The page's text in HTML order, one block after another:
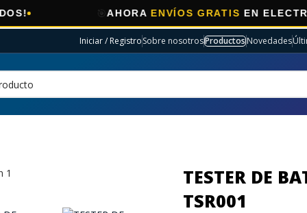
ENVÍOS GRATISEN ELECTRO
Iniciar / RegistroSobre nosotrosProductosNovedades
TESTER DE
TSR001